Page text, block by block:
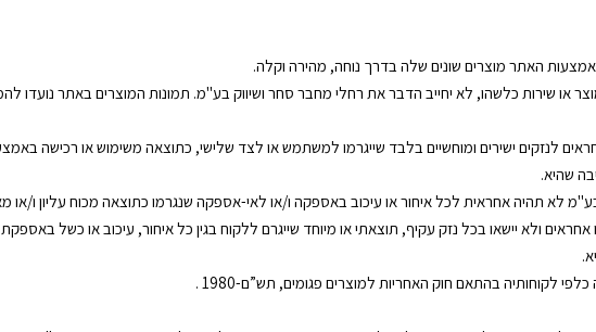
האתר מוצרים שונים שלה בדרך נוחה, מהירה וקלה.
או שירות כלשהו, לא יחייב הדבר את רחלי מחבר סחר ושיווק בע"מ. תמונות המוצרים באתר נועדו
לנזקים ישירים ומוחשיים בלבד שייגרמו למשתמש או לצד שלישי, כתוצאה משימוש או רכישה
שהיא.
לא תהיה אחראית לכל איחור או עיכוב באספקה ו/או לאי-אספקה שנגרמו כתוצאה מכוח עליון ו/או
ולא יישאו בכל נזק עקיף, תוצאתי או מיוחד שייגרם ללקוח בגין כל איחור, עיכוב או כשל
לקוחותיה בהתאם חוק האחריות למוצרים פגומים, תש”ם-1980 .